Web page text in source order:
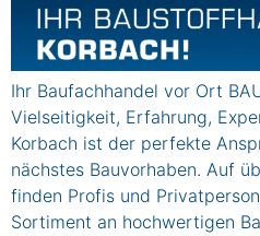
Ihr Baufachhandel vor Ort
Vielseitigkeit, Erfahrung,
Korbach ist der perfekte
nächstes Bauvorhaben. Auf
finden Profis und
Sortiment an hochwertigen